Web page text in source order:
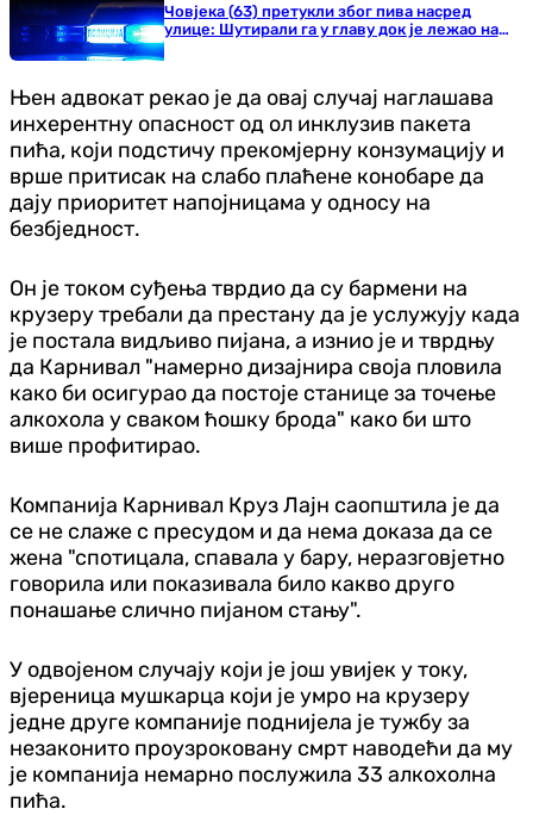
Човјека (63) претукли због пива насред
улице: Шутирали га у главу док је лежао на
земљи
Њен адвокат рекао је да овај случај наглашава
инхерентну опасност од ол инклузив пакета
пића, који подстичу прекомјерну конзумацију и
врше притисак на слабо плаћене конобаре да
дају приоритет напојницама у односу на
безбједност.
Он је током суђења тврдио да су бармени на
крузеру требали да престану да је услужују када
је постала видљиво пијана, а изнио је и тврдњу
да Карнивал "намерно дизајнира своја пловила
како би осигурао да постоје станице за точење
алкохола у сваком ћошку брода" како би што
више профитирао.
Компанија Карнивал Круз Лајн саопштила је да
се не слаже с пресудом и да нема доказа да се
жена "спотицала, спавала у бару, неразговјетно
говорила или показивала било какво друго
понашање слично пијаном стању".
У одвојеном случају који је још увијек у току,
вјереница мушкарца који је умро на крузеру
једне друге компаније поднијела је тужбу за
незаконито проузроковану смрт наводећи да му
је компанија немарно послужила 33 алкохолна
пића.